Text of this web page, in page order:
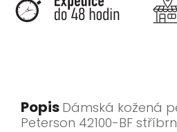
Popis Dámská kožená
Peterson 42100-BF